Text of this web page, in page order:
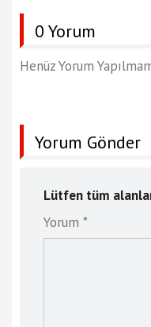
0 Yorum
Henüz Yorum
Yorum Gönder
Lütfen tüm
Yorum *